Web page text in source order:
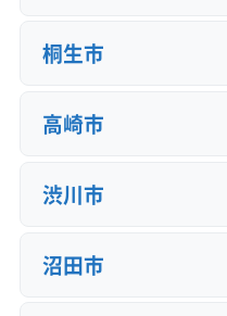
桐生市
高崎市
渋川市
沼田市